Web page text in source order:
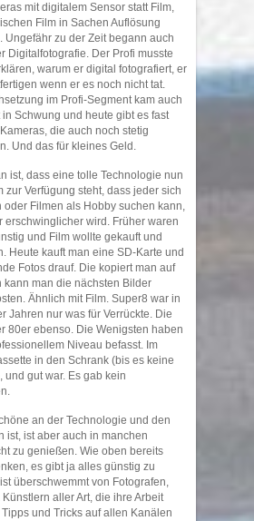
mit digitalem Sensor statt Film,
Film in Sachen Auflösung
Ungefähr zu der Zeit begann auch
Digitalfotografie. Der Profi musste
warum er digital fotografiert, er
wenn er es noch nicht tat.
im Profi-Segment kam auch
Schwung und heute gibt es fast
die auch noch stetig
Und das für kleines Geld.
ist, dass eine tolle Technologie nun
zur Verfügung steht, dass jeder sich
oder Filmen als Hobby suchen kann,
erschwinglicher wird. Früher waren
und Film wollte gekauft und
Heute kauft man eine SD-Karte und
Fotos drauf. Die kopiert man auf
kann man die nächsten Bilder
Ähnlich mit Film. Super8 war in
Jahren nur was für Verrückte. Die
80er ebenso. Die Wenigsten haben
Niveau befasst. Im
in den Schrank (bis es keine
und gut war. Es gab kein
an der Technologie und den
ist, ist aber auch in manchen
zu genießen. Wie oben bereits
es gibt ja alles günstig zu
überschwemmt von Fotografen,
aller Art, die ihre Arbeit
und Tricks auf allen Kanälen